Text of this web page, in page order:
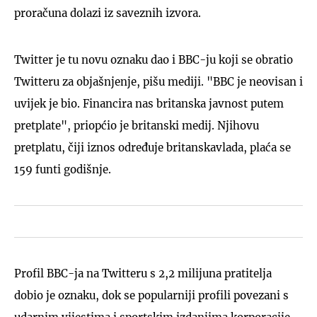
proračuna dolazi iz saveznih izvora.
Twitter je tu novu oznaku dao i BBC-ju koji se obratio
Twitteru za objašnjenje, pišu mediji. "BBC je neovisan i
uvijek je bio. Financira nas britanska javnost putem
pretplate", priopćio je britanski medij. Njihovu
pretplatu, čiji iznos određuje britanskavlada, plaća se
159 funti godišnje.
Profil BBC-ja na Twitteru s 2,2 milijuna pratitelja
dobio je oznaku, dok se popularniji profili povezani s